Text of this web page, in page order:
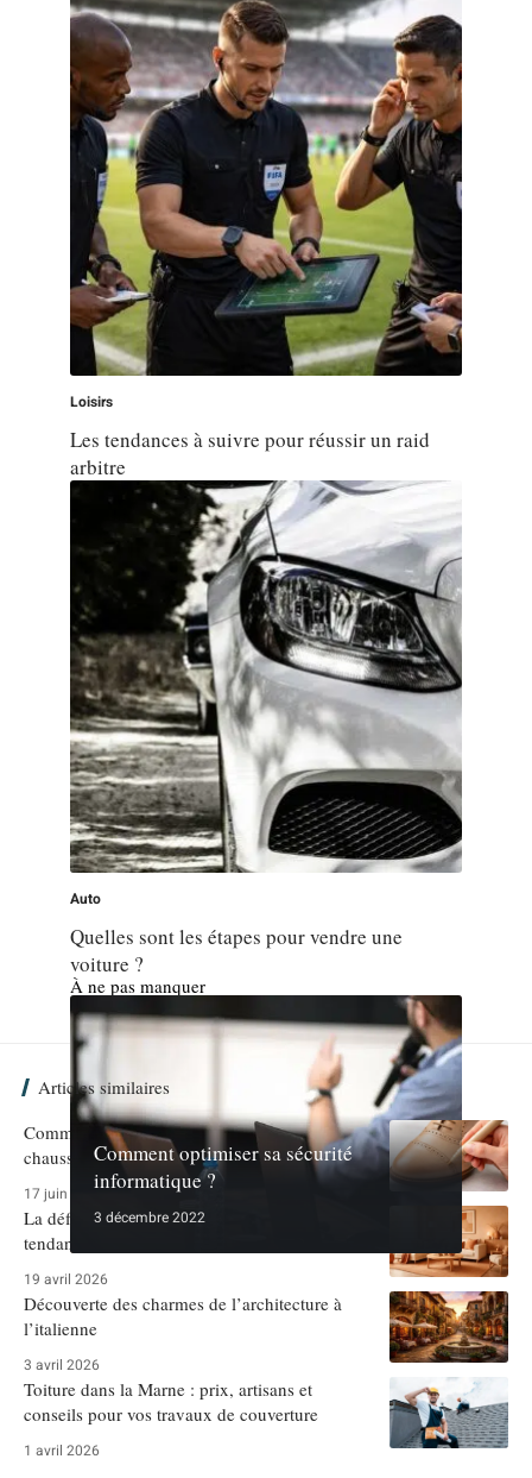
Loisirs
Les tendances à suivre pour réussir un raid
arbitre
Auto
Quelles sont les étapes pour vendre une
voiture ?
À ne pas manquer
Comment optimiser sa sécurité
informatique ?
3 décembre 2022
Articles similaires
Comment utiliser un feutre pour cuir sur une
chaussure griffée ?
17 juin 2026
La définition d’orangeatre en tant que nuance
tendance dans le design d’intérieur
19 avril 2026
Découverte des charmes de l’architecture à
l’italienne
3 avril 2026
Toiture dans la Marne : prix, artisans et
conseils pour vos travaux de couverture
1 avril 2026